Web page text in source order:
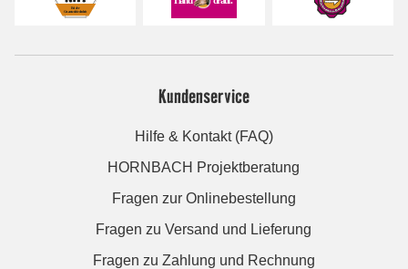
Kundenservice
Hilfe & Kontakt (FAQ)
HORNBACH Projektberatung
Fragen zur Onlinebestellung
Fragen zu Versand und Lieferung
Fragen zu Zahlung und Rechnung